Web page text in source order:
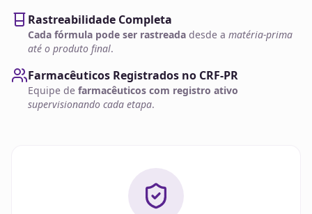
Rastreabilidade Completa
Cada fórmula pode ser rastreada desde a matéria-prima
até o produto final.
Farmacêuticos Registrados no CRF-PR
Equipe de farmacêuticos com registro ativo
supervisionando cada etapa.